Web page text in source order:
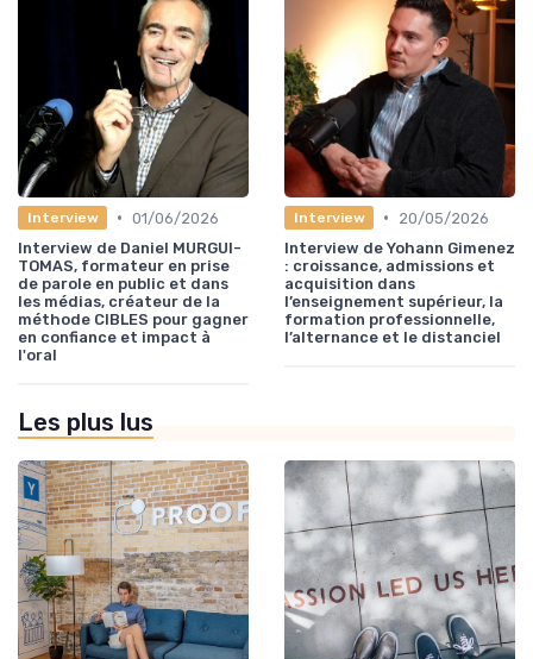
Interview • 01/06/2026
Interview de Daniel MURGUI-
TOMAS, formateur en prise
de parole en public et dans
les médias, créateur de la
méthode CIBLES pour gagner
en confiance et impact à
l'oral
Interview •
20/05/2026
Interview de Yohann Gimenez
: croissance, admissions et
acquisition dans
l’enseignement supérieur, la
formation professionnelle,
l’alternance et le distanciel
Les plus lus